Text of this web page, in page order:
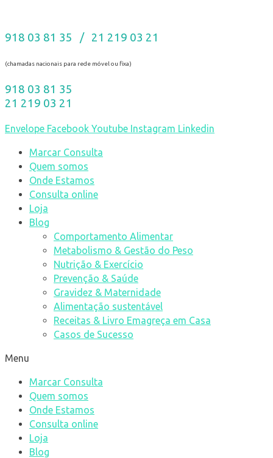
918 03 81 35 / 21 219 03 21
(chamadas nacionais para rede móvel ou fixa)
918 03 81 35
21 219 03 21
Envelope Facebook Youtube Instagram Linkedin
Marcar Consulta
Quem somos
Onde Estamos
Consulta online
Loja
Blog
Comportamento Alimentar
Metabolismo & Gestão do Peso
Nutrição & Exercício
Prevenção & Saúde
Gravidez & Maternidade
Alimentação sustentável
Receitas & Livro Emagreça em Casa
Casos de Sucesso
Menu
Marcar Consulta
Quem somos
Onde Estamos
Consulta online
Loja
Blog